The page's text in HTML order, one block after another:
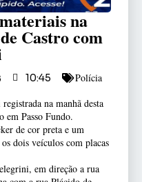
na
Castro com
10:45
Polícia
na manhã desta
Passo Fundo.
de cor preta e um
dois veículos com placas
em direção a rua